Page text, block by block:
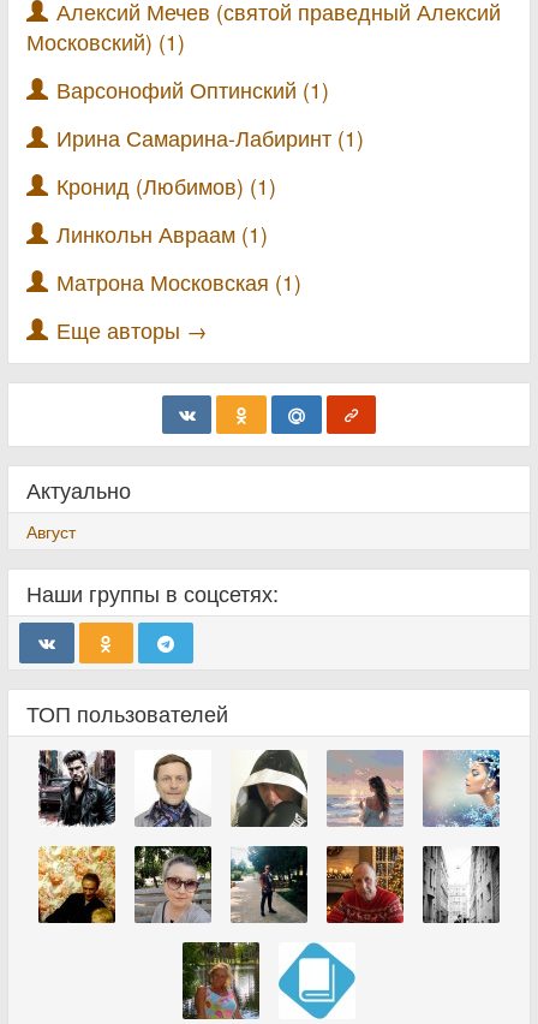
Алексий Мечев (святой праведный Алексий
Московский) (1)
Варсонофий Оптинский (1)
Ирина Самарина-Лабиринт (1)
Кронид (Любимов) (1)
Линкольн Авраам (1)
Матрона Московская (1)
Еще авторы →
Актуально
Август
Наши группы в соцсетях:
ТОП пользователей